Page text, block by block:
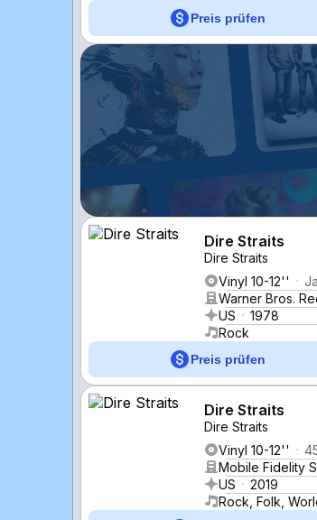
Preis prüfen
Dire Straits
Dire Straits
Vinyl 10-12''
Warner Bros.
US
1978
Rock
Preis prüfen
Dire Straits
Dire Straits
Vinyl 10-12''
Mobile Fidelity
US
2019
Rock, Folk,